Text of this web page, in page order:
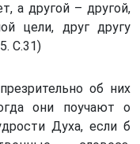
а другой – другой,
цели, друг другу
С.31)
об них
они поучают о
Духа, если б